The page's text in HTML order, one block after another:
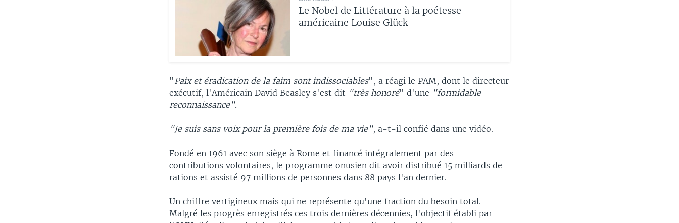
Le Nobel de Littérature à la poétesse
américaine Louise Glück
"Paix et éradication de la faim sont indissociables", a réagi le PAM, dont le directeur
exécutif, l'Américain David Beasley s'est dit "très honoré" d'une "formidable
reconnaissance".
"Je suis sans voix pour la première fois de ma vie", a-t-il confié dans une vidéo.
Fondé en 1961 avec son siège à Rome et financé intégralement par des
contributions volontaires, le programme onusien dit avoir distribué 15 milliards de
rations et assisté 97 millions de personnes dans 88 pays l'an dernier.
Un chiffre vertigineux mais qui ne représente qu'une fraction du besoin total.
Malgré les progrès enregistrés ces trois dernières décennies, l'objectif établi par